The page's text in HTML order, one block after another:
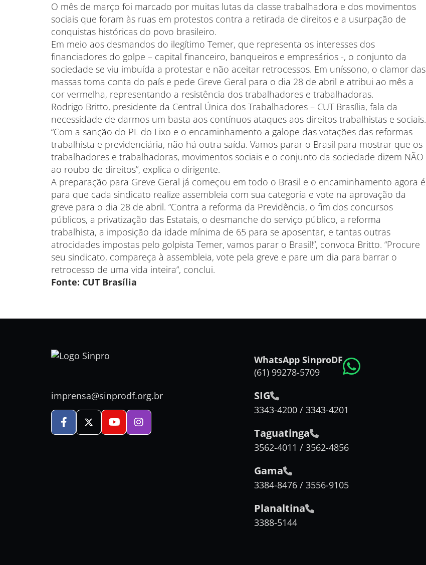
O mês de março foi marcado por muitas lutas da classe trabalhadora e dos movimentos
sociais que foram às ruas em protestos contra a retirada de direitos e a usurpação de
conquistas históricas do povo brasileiro.
Em meio aos desmandos do ilegítimo Temer, que representa os interesses dos
financiadores do golpe – capital financeiro, banqueiros e empresários -, o conjunto da
sociedade se viu imbuída a protestar e não aceitar retrocessos. Em uníssono, o clamor das
massas toma conta do país e pede Greve Geral para o dia 28 de abril e atribui ao mês a
cor vermelha, representando a resistência dos trabalhadores e trabalhadoras.
Rodrigo Britto, presidente da Central Única dos Trabalhadores – CUT Brasília, fala da
necessidade de darmos um basta aos contínuos ataques aos direitos trabalhistas e sociais.
“Com a sanção do PL do Lixo e o encaminhamento a galope das votações das reformas
trabalhista e previdenciária, não há outra saída. Vamos parar o Brasil para mostrar que os
trabalhadores e trabalhadoras, movimentos sociais e o conjunto da sociedade dizem NÃO
ao roubo de direitos”, explica o dirigente.
A preparação para Greve Geral já começou em todo o Brasil e o encaminhamento agora é
para que cada sindicato realize assembleia com sua categoria e vote na aprovação da
greve para o dia 28 de abril. “Contra a reforma da Previdência, o fim dos concursos
públicos, a privatização das Estatais, o desmanche do serviço público, a reforma
trabalhista, a imposição da idade mínima de 65 para se aposentar, e tantas outras
atrocidades impostas pelo golpista Temer, vamos parar o Brasil!”, convoca Britto. “Procure
seu sindicato, compareça à assembleia, vote pela greve e pare um dia para barrar o
retrocesso de uma vida inteira”, conclui.
Fonte: CUT Brasília
imprensa@sinprodf.org.br
WhatsApp SinproDF
(61) 99278-5709
SIG
3343-4200 / 3343-4201
Taguatinga
3562-4011 / 3562-4856
Gama
3384-8476 / 3556-9105
Planaltina
3388-5144